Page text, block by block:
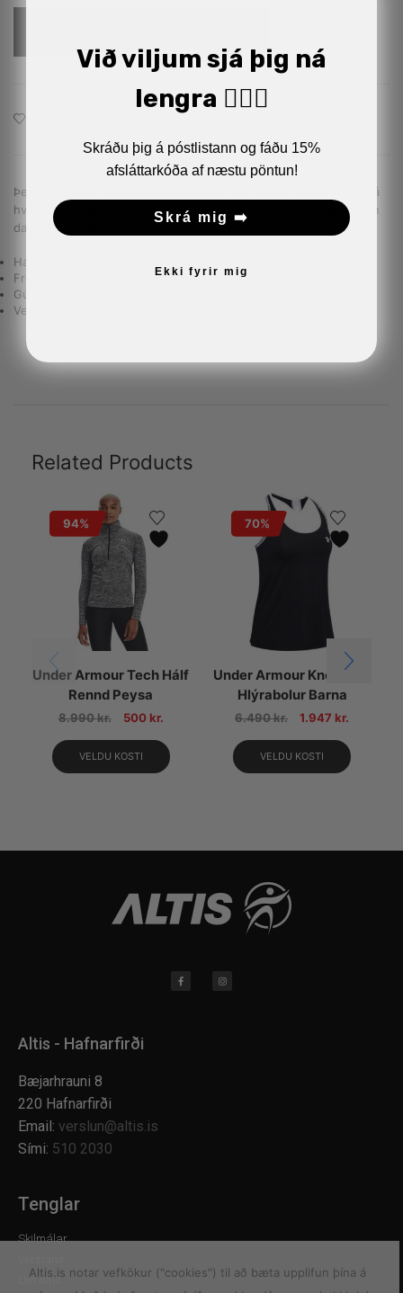
Þessir skór eru stílhreinir og passa við allt, svo þú getur notað þá
hvar og hvenær sem er. Hágæða leður að ofan fyrir þægindi allan
daginn og endingargóður sóli fyrir gott grip.
Hágæða leður að ofan fyrir einstök þægindi og endingu
Froða í miðsólanum sem gerir skóna létta og þægilega
Gúmmísóli sem er endingargóður og veitir framúrskarandi grip
Venjuleg stærð
Related Products
94%
Under Armour Tech Hálf
Rennd Peysa
8.990kr. 500 kr.
VELDU KOSTI
70%
Under Armour Knockout
Hlýrabolur Barna
6.490kr. 1.947 kr.
VELDU KOSTI
Altis - Hafnarfirði
Bæjarhrauni 8
220 Hafnarfirði
Email: verslun@altis.is
Sími: 510 2030
Tenglar
Skilmálar
Um Altis
Altis.is notar vefkökur ("cookies") til að bæta upplifun þína á
Við viljum sjá þig ná
lengra 🏋🏼‍♂️
Skráðu þig á póstlistann og fáðu 15%
afsláttarkóða af næstu pöntun!
Skrá mig ➡️
Ekki fyrir mig